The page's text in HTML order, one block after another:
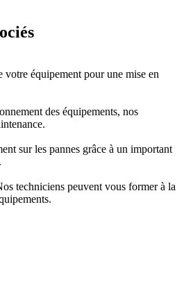
équipement pour une mise en
des équipements, nos
sur les pannes grâce à un important
techniciens peuvent vous former à la